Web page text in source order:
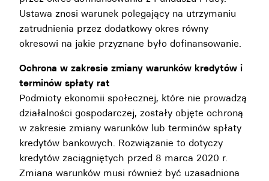
Ustawa znosi warunek polegający na utrzymaniu
zatrudnienia przez dodatkowy okres równy
okresowi na jakie przyznane było dofinansowanie.
Ochrona w zakresie zmiany warunków kredytów i
terminów spłaty rat
Podmioty ekonomii społecznej, które nie prowadzą
działalności gospodarczej, zostały objęte ochroną
w zakresie zmiany warunków lub terminów spłaty
kredytów bankowych. Rozwiązanie to dotyczy
kredytów zaciągniętych przed 8 marca 2020 r.
Zmiana warunków musi również być uzasadniona